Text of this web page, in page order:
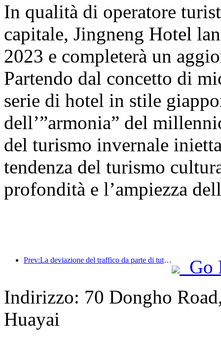
In qualità di operatore
capitale, Jingneng Hotel
2023 e completerà un
Partendo dal concetto di
serie di hotel in stile
dell’”armonia” del
del turismo invernale
tendenza del turismo
profondità e l’ampiezza
Prev:La deviazione del traffico da parte di tutti i media aiuta i vecchi negozi a ringiovanire e crea un nuovo modello di 'zero ramp-up'
Go
Indirizzo: 70 Dongho
Huayai